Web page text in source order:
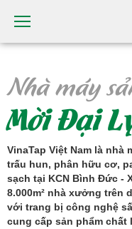
Nhà máy
Mời Đại
VinaTap Việt Nam là nhà
trấu hun, phân hữu cơ,
sạch tại KCN Bình Đức -
8.000m² nhà xưởng trên
với trang bị công nghệ
cung cấp sản phẩm